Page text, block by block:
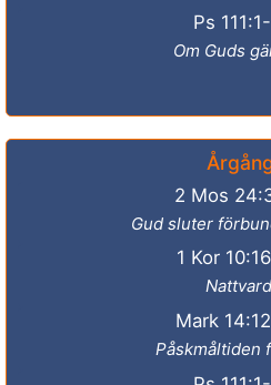
Ps
Om Guds
2 Mos
Gud sluter
1 Kor
Mark
Påskmåltiden